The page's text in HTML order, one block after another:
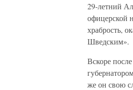
29-летний
офицерской
храбрость,
Шведским».
Вскоре
же он свою